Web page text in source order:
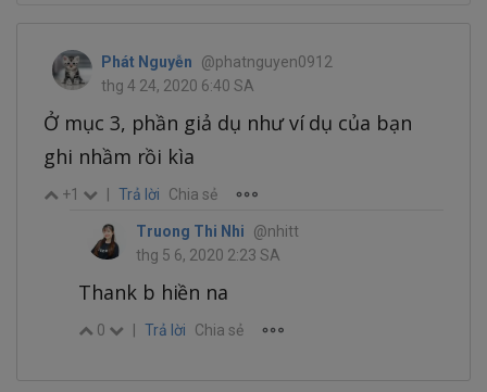
Phát Nguyễn
@phatnguyen0912
thg 4 24, 2020 6:40 SA
Ở mục 3, phần giả dụ như ví dụ của bạn
ghi nhầm rồi kìa
+1 Trả lời Chia sẻ
Truong Thi Nhi
@nhitt
thg 5 6, 2020 2:23 SA
Thank b hiền na
0 Trả lời Chia sẻ